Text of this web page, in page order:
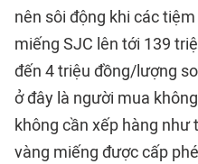
nên sôi động khi các
miếng SJC lên tới 139
đến 4 triệu đồng/lượng
ở đây là người mua
không cần xếp hàng như
vàng miếng được cấp